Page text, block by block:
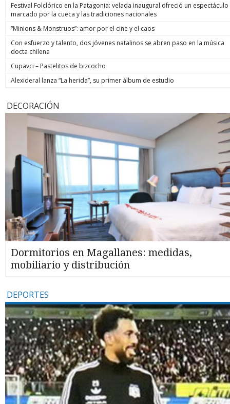
Festival Folclórico en la Patagonia: velada inaugural ofreció un espectáculo
marcado por la cueca y las tradiciones nacionales
“Minions & Monstruos”: amor por el cine y el caos
Con esfuerzo y talento, dos jóvenes natalinos se abren paso en la música
docta chilena
Cupavci – Pastelitos de bizcocho
Alexideral lanza “La herida”, su primer álbum de estudio
DECORACIÓN
Dormitorios en Magallanes: medidas,
mobiliario y distribución
DEPORTES